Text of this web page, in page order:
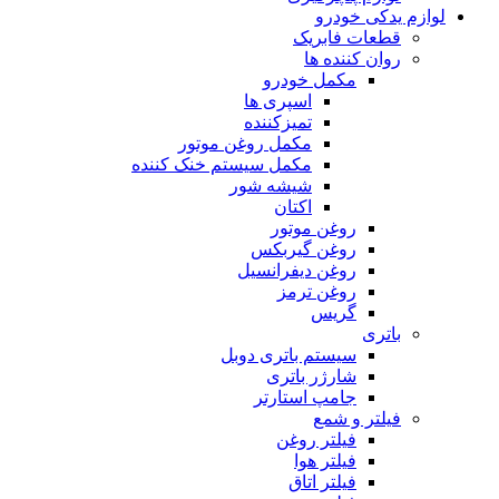
لوازم یدکی خودرو
قطعات فابریک
روان کننده ها
مکمل خودرو
اسپری ها
تمیزکننده
مکمل روغن موتور
مکمل سیستم خنک کننده
شیشه شور
اکتان
روغن موتور
روغن گیربکس
روغن دیفرانسیل
روغن ترمز
گریس
باتری
سیستم باتری دوبل
شارژر باتری
جامپ استارتر
فیلتر و شمع
فیلتر روغن
فیلتر هوا
فیلتر اتاق